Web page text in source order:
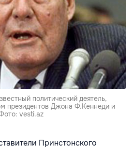
политический деятель,
президентов Джона Ф.Кеннеди и
vesti.az
Принстонского